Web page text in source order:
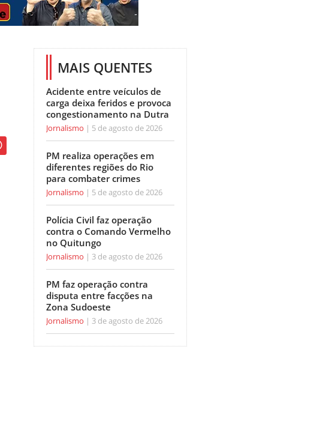
MAIS QUENTES
Acidente entre veículos de
carga deixa feridos e provoca
congestionamento na Dutra
Jornalismo 5 de agosto de 2026
PM realiza operações em
diferentes regiões do Rio
para combater crimes
Jornalismo 5 de agosto de 2026
Polícia Civil faz operação
contra o Comando Vermelho
no Quitungo
Jornalismo 3 de agosto de 2026
PM faz operação contra
disputa entre facções na
Zona Sudoeste
Jornalismo 3 de agosto de 2026